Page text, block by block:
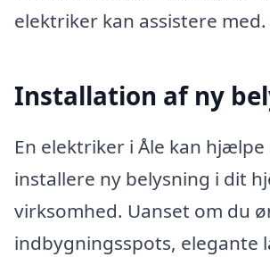
elektriker kan assistere med.
Installation af ny
En elektriker i Åle kan hjælpe
installere ny belysning i dit
virksomhed. Uanset om du
indbygningsspots, elegante